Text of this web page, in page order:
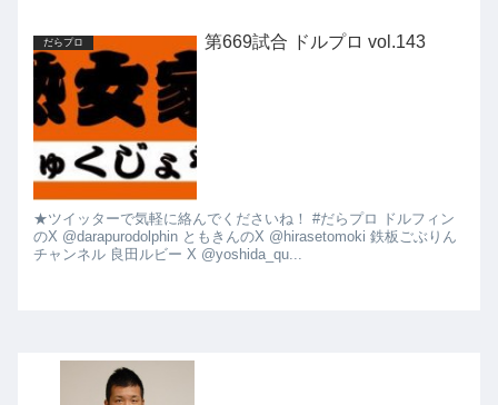
だらプロ 第669試合 ドルプロ vol.143
★ツイッターで気軽に絡んでくださいね！ #だらプロ ドルフィン
のX @darapurodolphin ともきんのX @hirasetomoki 鉄板ごぶりん
チャンネル 良田ルビー X @yoshida_qu...